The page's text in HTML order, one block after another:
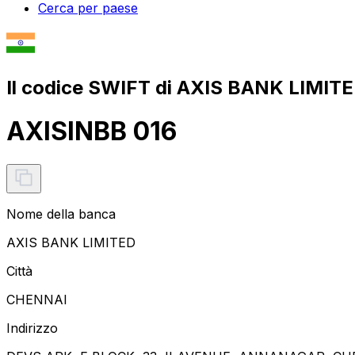
Cerca per paese
Il codice SWIFT di AXIS BANK
AXISINBB 016
Nome della banca
AXIS BANK LIMITED
Città
CHENNAI
Indirizzo